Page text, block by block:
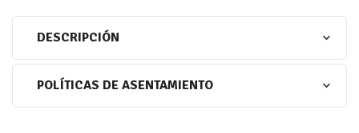
DESCRIPCIÓN
POLÍTICAS DE ASENTAMIENTO